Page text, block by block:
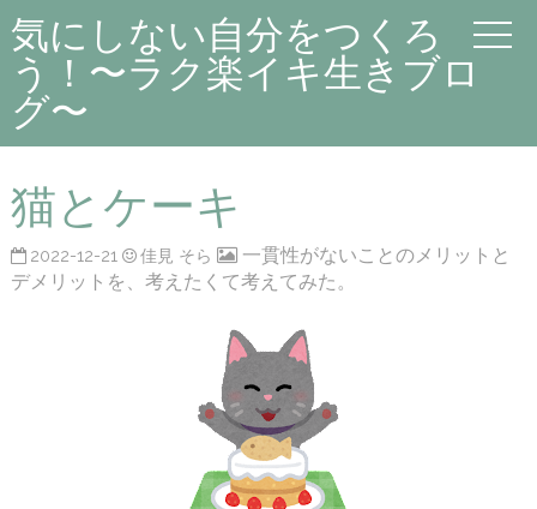
気にしない自分をつくろ
う！〜ラク楽イキ生きブロ
グ〜
猫とケーキ
2022-12-21 佳見 そら
一貫性がないことのメリットと
デメリットを、考えたくて考えてみた。